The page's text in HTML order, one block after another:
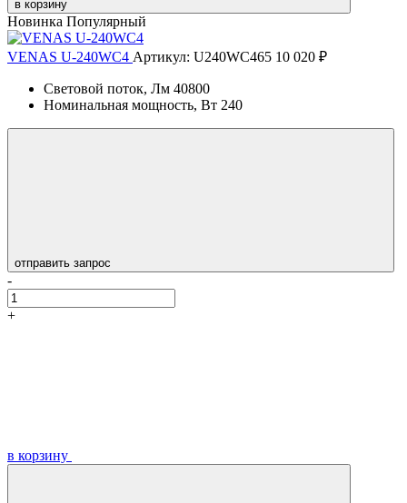
в корзину
Новинка Популярный
VENAS U-240WC4 Артикул: U240WC465 10 020 ₽
Световой поток, Лм 40800
Номинальная мощность, Вт 240
отправить запрос
-
+
в корзину